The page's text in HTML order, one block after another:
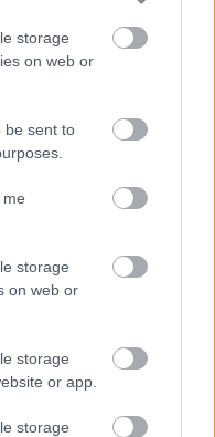
storage
on web or
be sent to
storage
on web or
storage
or app.
storage
éven keresztül
akik a
Eztán kívülről
Ázsiai, perzsa és
kimunkált és
része. Rengeteg
viszont
konyhától kerülik a
húsos ételeket. A
van a vegetáriánus
non vega ételek iránt